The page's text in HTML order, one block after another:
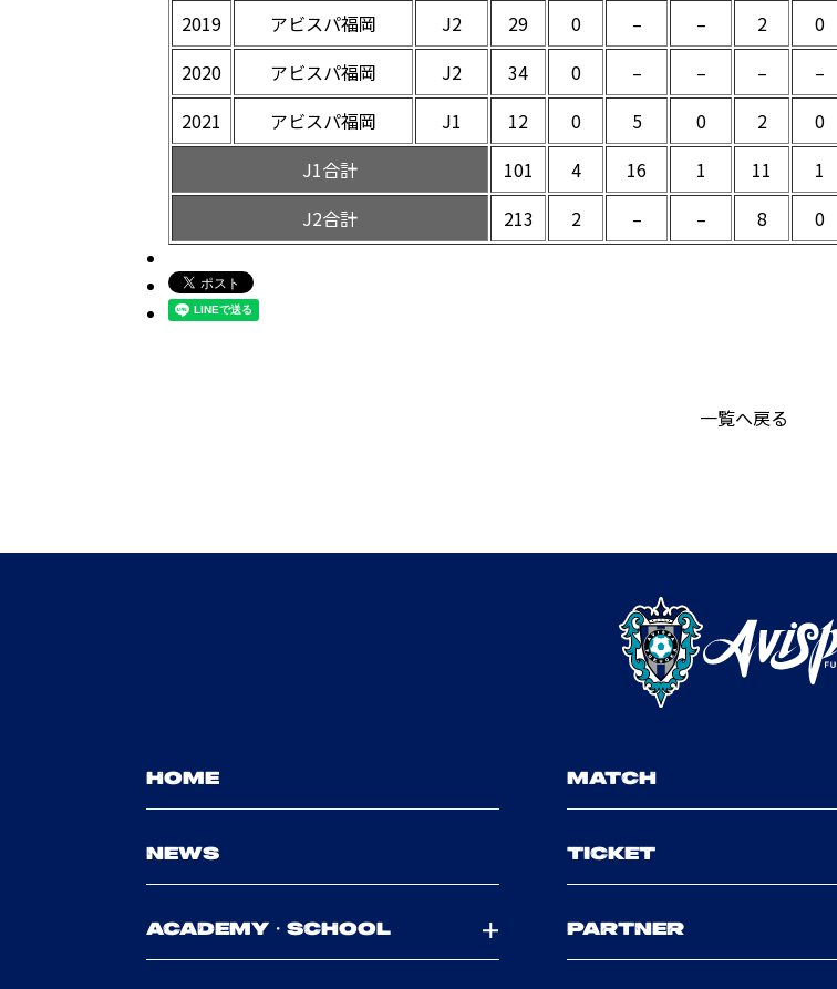
2019
アビスパ福岡 J2 29 0 – – 2 0
2020
アビスパ福岡 J2 34 0 – – – –
2021
アビスパ福岡 J1 12 0 5 0 2 0
J1合計
101 4 16 1 11 1
J2合計
213 2 – – 8 0
一覧へ戻る
HOME MATCH
NEWS TICKET
ACADEMY・SCHOOL PARTNER